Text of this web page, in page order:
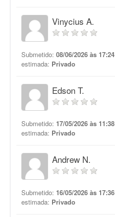
Vinycius A.
Submetido: 08/06/2026 às 17:24
estimada: Privado
Edson T.
Submetido: 17/05/2026 às 11:38
estimada: Privado
Andrew N.
Submetido: 16/05/2026 às 17:36
estimada: Privado